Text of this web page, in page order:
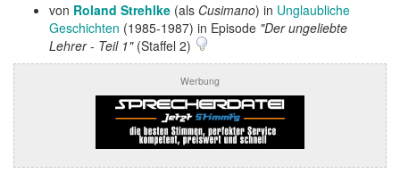
von Roland Strehlke (als Cusimano) in Unglaubliche
Geschichten (1985-1987) in Episode "Der ungeliebte
Lehrer - Teil 1"(Staffel 2)
Werbung